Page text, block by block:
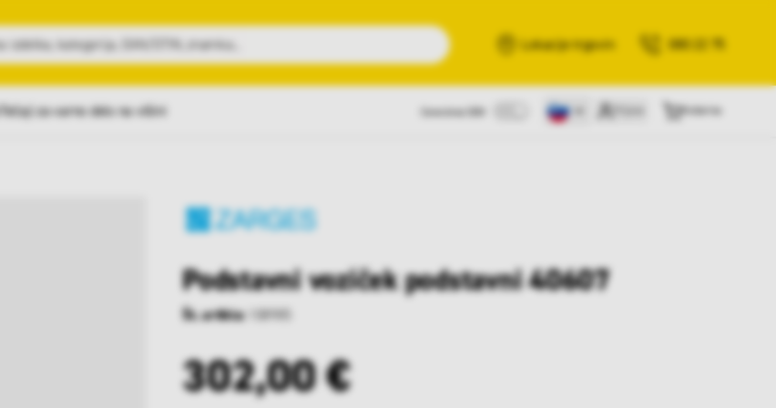
Išči
Lokacije trgovin 080 22 75
Tečaji za varno delo na višini
Podstavni voziček podstavni 40607
Št. artikla: 108985
302,00 €